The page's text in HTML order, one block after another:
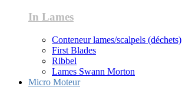
In Lames
Conteneur lames/scalpels (déchets)
First Blades
Ribbel
Lames Swann Morton
Micro Moteur